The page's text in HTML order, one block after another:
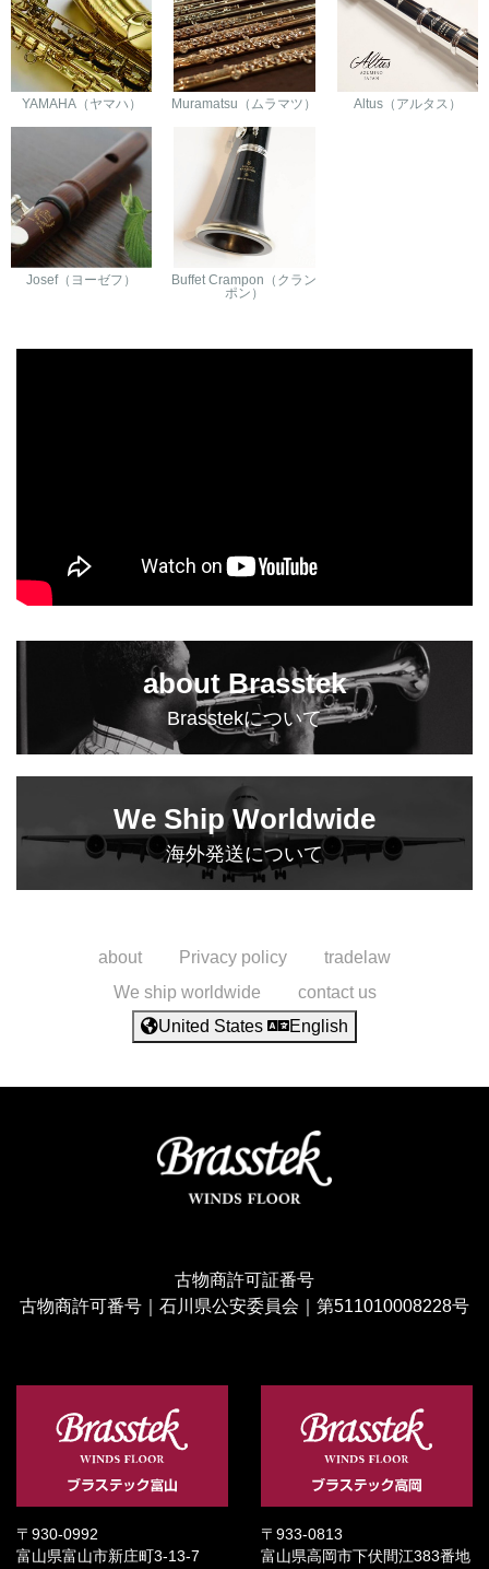
YAMAHA（ヤマハ） Muramatsu（ムラマツ） Altus（アルタス）
Josef（ヨーゼフ）
Buffet Crampon（クラン
ポン）
about Brasstek
Brasstekについて
We Ship Worldwide
海外発送について
about Privacy policy
tradelaw
We ship worldwide
contact us
United States
English
古物商許可証番号
古物商許可番号｜石川県公安委員会｜第511010008228号
〒930-0992
富山県富山市新庄町3-13-7
〒933-0813
富山県高岡市下伏間江383番地